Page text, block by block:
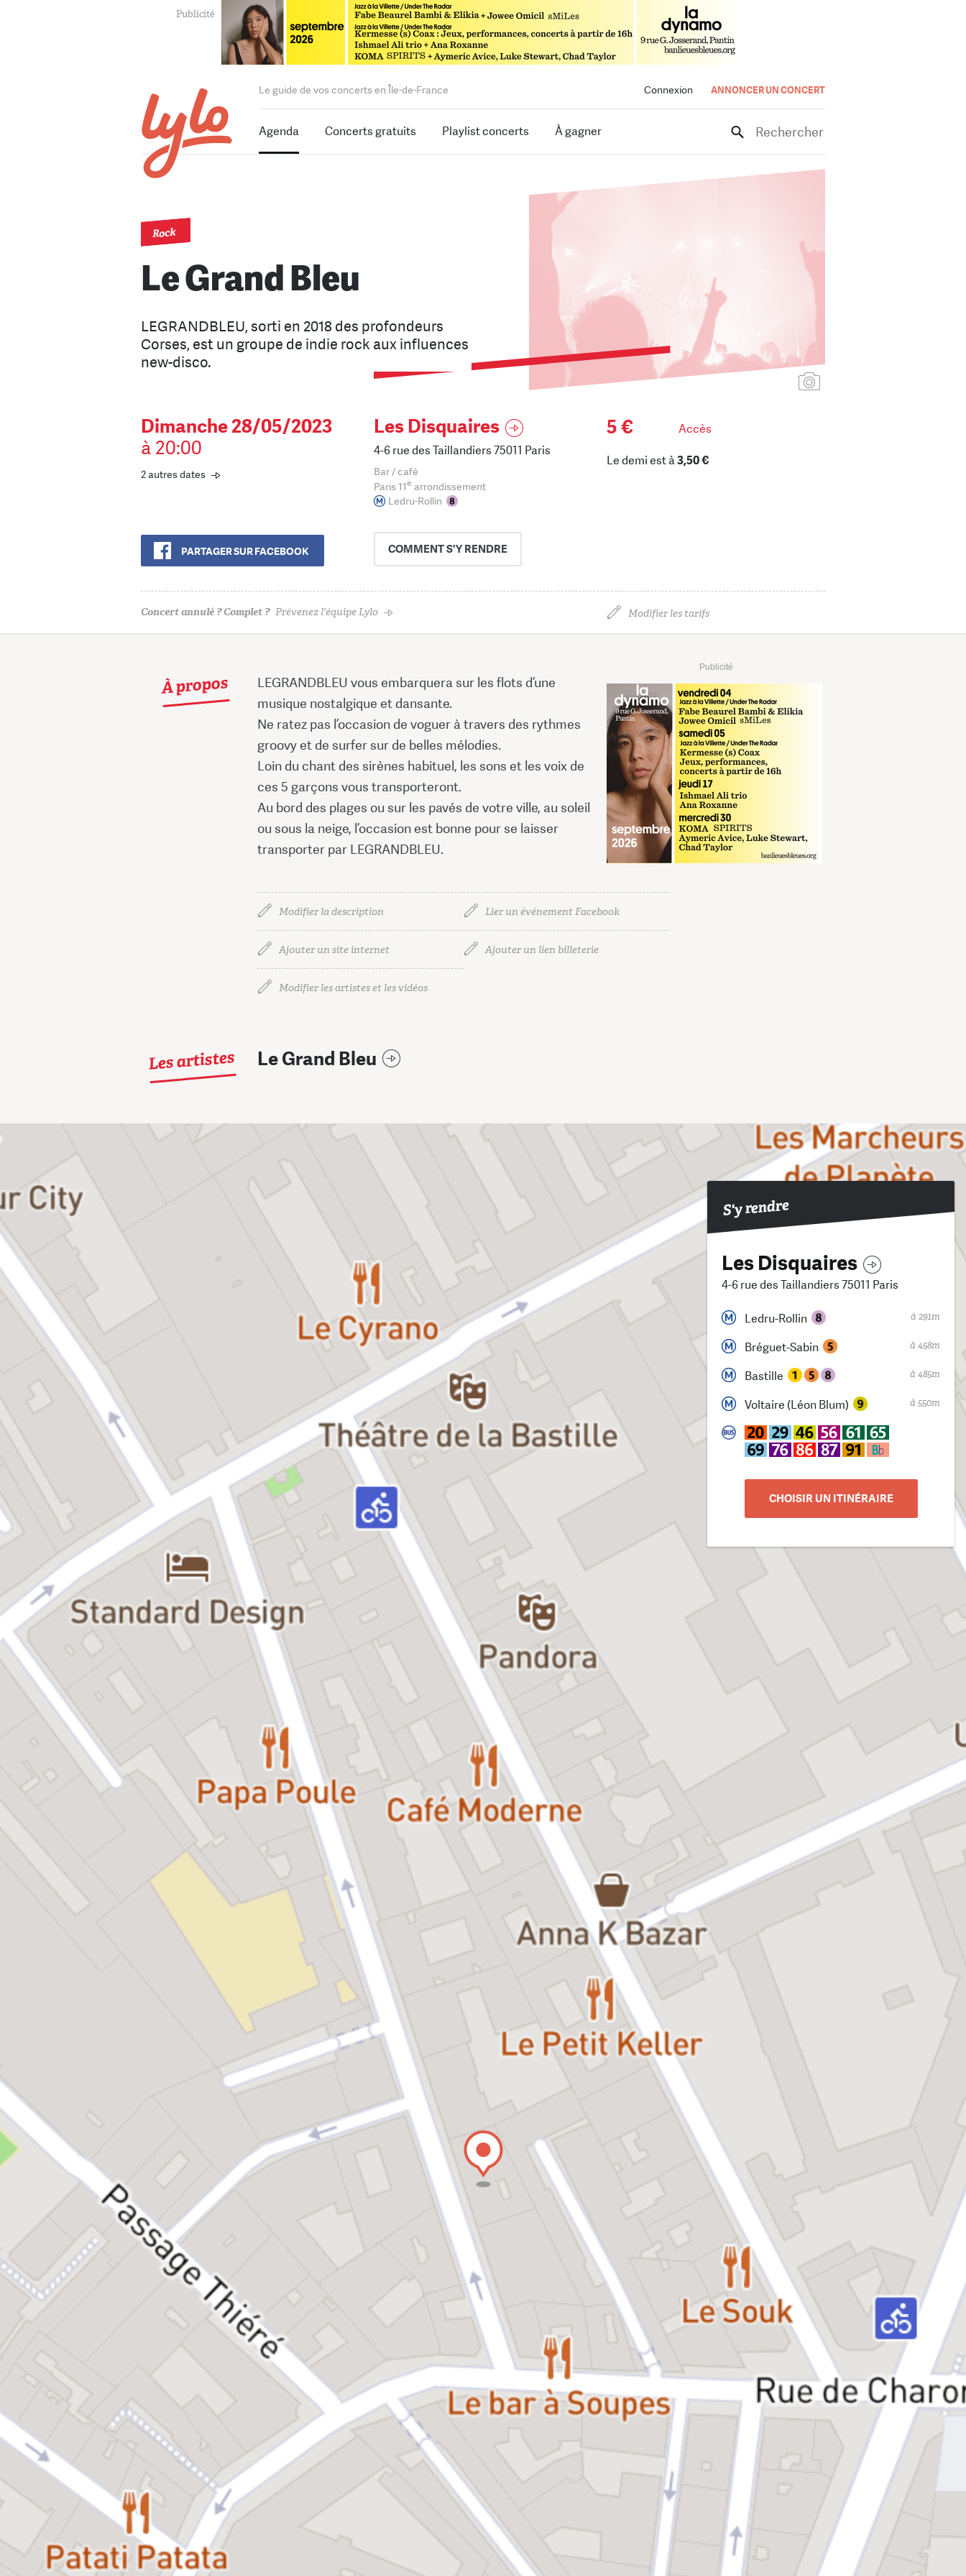
Connexion ANNONCER UN CONCERT
Le guide de vos concerts en Île-de-France
Agenda Concerts gratuits Playlist concerts À gagner Rechercher
Rock
Le Grand Bleu
LEGRANDBLEU, sorti en 2018 des profondeurs
Corses, est un groupe de indie rock aux influences
new-disco.
Dimanche 28/05/2023
à 20:00
2 autres dates
PARTAGER SUR FACEBOOK
Les Disquaires
4-6 rue des Taillandiers 75011 Paris
Bar / café
Paris 11e arrondissement
Ledru-Rollin
COMMENTS'Y RENDRE
5 € Accès
Le demi est à3,50 €
Concert annulé ? Complet ? Prévenez l'équipe Lylo Modifier les tarifs
À propos
Publicité
LEGRANDBLEU vous embarquera sur les flots d’une
musique nostalgique et dansante.
Ne ratez pas l’occasion de voguer à travers des rythmes
groovy et de surfer sur de belles mélodies.
Loin du chant des sirènes habituel, les sons et les voix de
ces 5 garçons vous transporteront.
Au bord des plages ou sur les pavés de votre ville, au soleil
ou sous la neige, l’occasion est bonne pour se laisser
transporter par LEGRANDBLEU.
Modifier la description Lier un événement Facebook
Ajouter un site internet Ajouter un lien billeterie
Modifier les artistes et les vidéos
Les artistes Le Grand Bleu
S'y rendre
Les Disquaires
4-6 rue des Taillandiers 75011 Paris
Ledru-Rollin à 291m
Bréguet-Sabin à 458m
Bastille à 485m
Voltaire (Léon Blum) à 550m
CHOISIR UN ITINÉRAIRE